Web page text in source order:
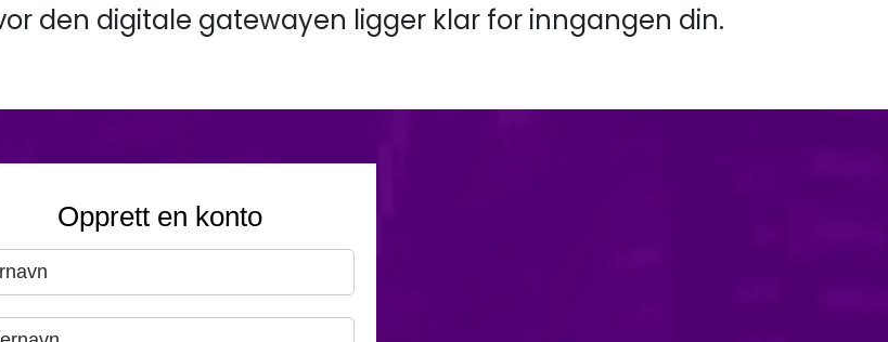
den digitale gatewayen ligger klar for inngangen din.